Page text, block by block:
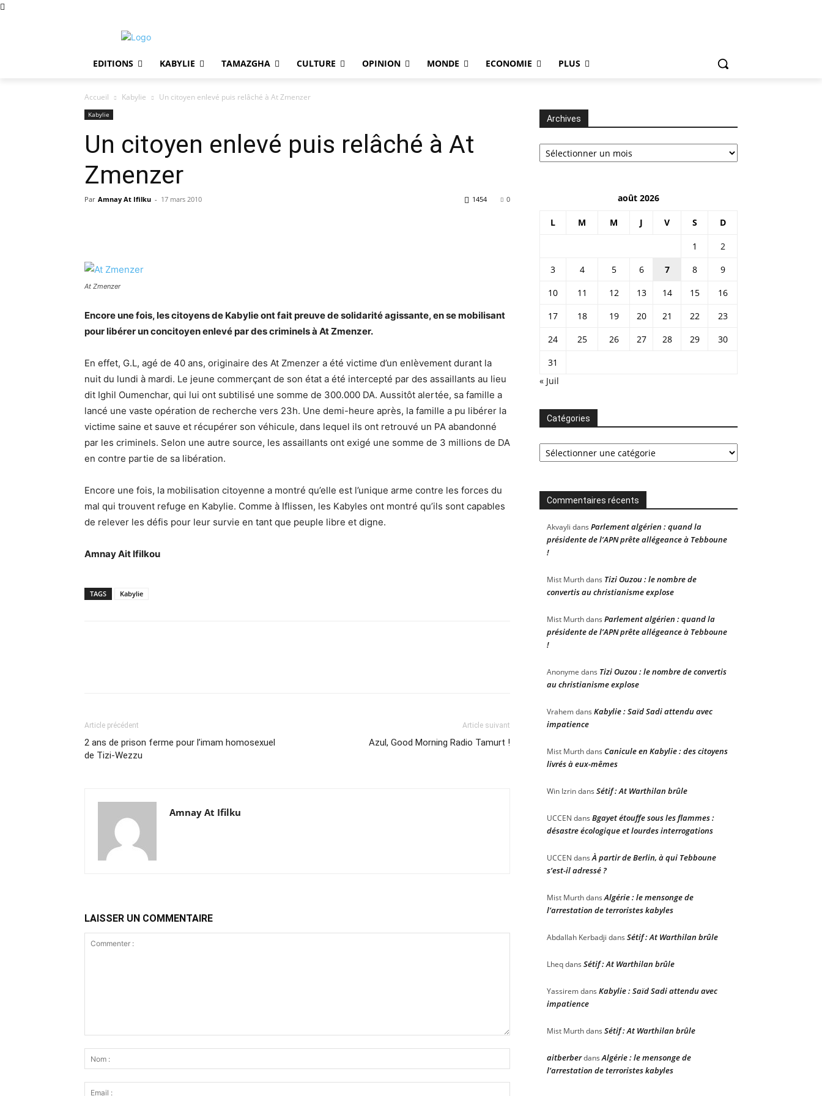
EDITIONS KABYLIE TAMAZGHA CULTURE OPINION MONDE ECONOMIE PLUS
Accueil Kabylie Un citoyen enlevé puis relâché à At Zmenzer
Kabylie
Un citoyen enlevé puis relâché à At
Zmenzer
Par Amnay At Ifilku - 17 mars 2010 0
1454
At Zmenzer
Encore une fois, les citoyens de Kabylie ont fait preuve de solidarité agissante, en se mobilisant
pour libérer un concitoyen enlevé par des criminels à At Zmenzer.
En effet, G.L, agé de 40 ans, originaire des At Zmenzer a été victime d’un enlèvement durant la
nuit du lundi à mardi. Le jeune commerçant de son état a été intercepté par des assaillants au lieu
dit Ighil Oumenchar, qui lui ont subtilisé une somme de 300.000 DA. Aussitôt alertée, sa famille a
lancé une vaste opération de recherche vers 23h. Une demi-heure après, la famille a pu libérer la
victime saine et sauve et récupérer son véhicule, dans lequel ils ont retrouvé un PA abandonné
par les criminels. Selon une autre source, les assaillants ont exigé une somme de 3 millions de DA
en contre partie de sa libération.
Encore une fois, la mobilisation citoyenne a montré qu’elle est l’unique arme contre les forces du
mal qui trouvent refuge en Kabylie. Comme à Iflissen, les Kabyles ont montré qu’ils sont capables
de relever les défis pour leur survie en tant que peuple libre et digne.
Amnay Ait Ifilkou
TAGS Kabylie
Article précédent
2 ans de prison ferme pour l’imam homosexuel
de Tizi-Wezzu
Article suivant
Azul, Good Morning Radio Tamurt !
Amnay At Ifilku
LAISSER UN COMMENTAIRE
Archives
Archives
août 2026
L M M J V S D
1
2
3
4 5 6 7 8
9
10
11 12 13 14 15
16
17
18 19 20 21 22
23
24
25 26 27 28 29
30
31
« Juil
Catégories
Catégories
Commentaires récents
Akvayli dans Parlement algérien : quand la
présidente de l’APN prête allégeance à Tebboune
!
Mist Murthdans Tizi Ouzou : le nombre de
convertis au christianisme explose
Mist Murthdans Parlement algérien : quand la
présidente de l’APN prête allégeance à Tebboune
!
Anonyme dans Tizi Ouzou : le nombre de convertis
au christianisme explose
Vrahemdans Kabylie : Saïd Sadi attendu avec
impatience
Mist Murthdans Canicule en Kabylie : des citoyens
livrés à eux-mêmes
Win Izrindans Sétif : At Warthilan brûle
UCCEN dans Bgayet étouffe sous les flammes :
désastre écologique et lourdes interrogations
UCCEN dansÀ partir de Berlin, à qui Tebboune
s’est-il adressé ?
Mist MurthdansAlgérie : le mensonge de
l’arrestation de terroristes kabyles
Abdallah Kerbadji dans Sétif : At Warthilan brûle
Lheqdans Sétif : At Warthilan brûle
Yassiremdans Kabylie : Saïd Sadi attendu avec
impatience
Mist Murthdans Sétif : At Warthilan brûle
aitberberdansAlgérie : le mensonge de
l’arrestation de terroristes kabyles